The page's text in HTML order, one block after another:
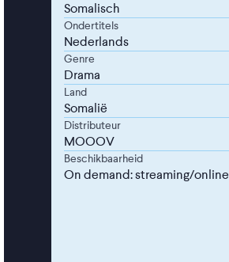
Somalisch
Ondertitels
Nederlands
Genre
Drama
Land
Somalië
Distributeur
MOOOV
Beschikbaarheid
On demand: streaming/online